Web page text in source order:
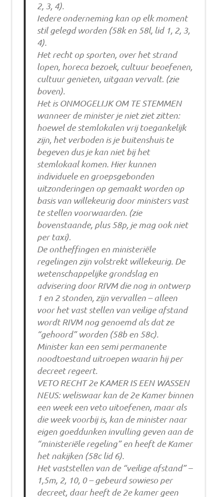
2, 3, 4).
Iedere onderneming kan op elk moment
stil gelegd worden (58k en 58l, lid 1, 2, 3,
4).
Het recht op sporten, over het strand
lopen, horeca bezoek, cultuur beoefenen,
cultuur genieten, uitgaan vervalt. (zie
boven).
Het is ONMOGELIJK OM TE STEMMEN
wanneer de minister je niet ziet zitten:
hoewel de stemlokalen vrij toegankelijk
zijn, het verboden is je buitenshuis te
begeven dus je kan niet bij het
stemlokaal komen. Hier kunnen
individuele en groepsgebonden
uitzonderingen op gemaakt worden op
basis van willekeurig door ministers vast
te stellen voorwaarden. (zie
bovenstaande, plus 58p, je mag ook niet
per taxi).
De ontheffingen en ministeriële
regelingen zijn volstrekt willekeurig. De
wetenschappelijke grondslag en
advisering door RIVM die nog in ontwerp
1 en 2 stonden, zijn vervallen – alleen
voor het vast stellen van veilige afstand
wordt RIVM nog genoemd als dat ze
“gehoord” worden (58b en 58c).
Minister kan een semi permanente
noodtoestand uitroepen waarin hij per
decreet regeert.
VETO RECHT 2e KAMER IS EEN WASSEN
NEUS: weliswaar kan de 2e Kamer binnen
een week een veto uitoefenen, maar als
die week voorbij is, kan de minister naar
eigen goeddunken invulling geven aan de
“ministeriële regeling” en heeft de Kamer
het nakijken (58c lid 6).
Het vaststellen van de “veilige afstand” –
1,5m, 2, 10, 0 – gebeurd sowieso per
decreet, daar heeft de 2e kamer geen